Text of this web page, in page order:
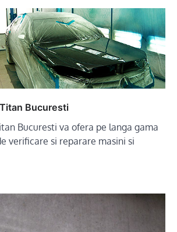
Bucuresti
Bucuresti va ofera pe langa gama
verificare si reparare masini si